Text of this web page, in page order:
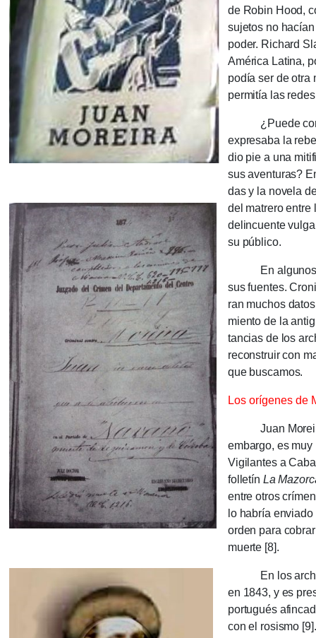
de Robin Hood,
sujetos no
poder. Richard
América Latina,
podía ser de otra
permi­tía las
¿Puede
expresaba la
dio pie a una
sus aventu­ras?
das y la novela
del matre­ro entre
delin­cuente
su público.
En algunos
sus fuen­tes.
ran muchos
miento de la
tan­cias de los
recons­truir con
que buscamos.
Los orígenes de
Juan Moreira
embargo, es
Vigilantes a
folletín La
entre otros
lo habría
orden para
muerte [8].
En los
en 1843, y es
portu­gués
con el rosismo